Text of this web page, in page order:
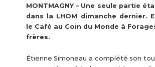
MONTMAGNY – Une seule partie
dans la LHOM dimanche dernier.
le Café au Coin du Monde à
frères.
Étienne Simoneau a complété son